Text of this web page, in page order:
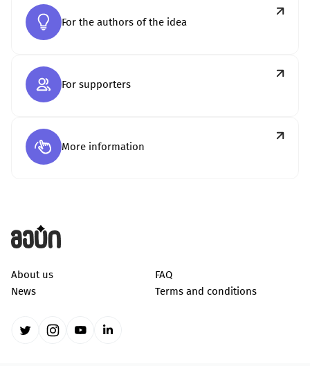
For the authors of the idea
For supporters
More information
About us
News
FAQ
Terms and conditions